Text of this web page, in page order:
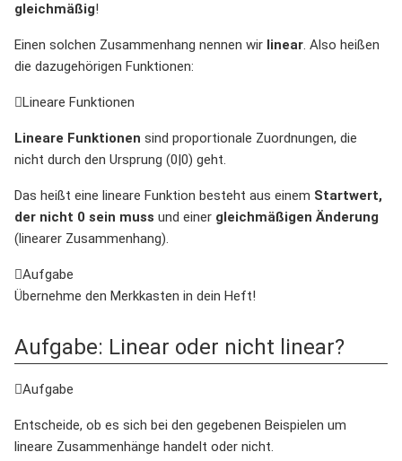
gleichmäßig!
Einen solchen Zusammenhang nennen wir linear. Also heißen
die dazugehörigen Funktionen:
Lineare Funktionen
Lineare Funktionen sind proportionale Zuordnungen, die
nicht durch den Ursprung (0|0) geht.
Das heißt eine lineare Funktion besteht aus einem Startwert,
der nicht 0 sein muss und einer gleichmäßigen Änderung
(linearer Zusammenhang).
Aufgabe
Übernehme den Merkkasten in dein Heft!
Aufgabe: Linear oder nicht linear?
Aufgabe
Entscheide, ob es sich bei den gegebenen Beispielen um
lineare Zusammenhänge handelt oder nicht.